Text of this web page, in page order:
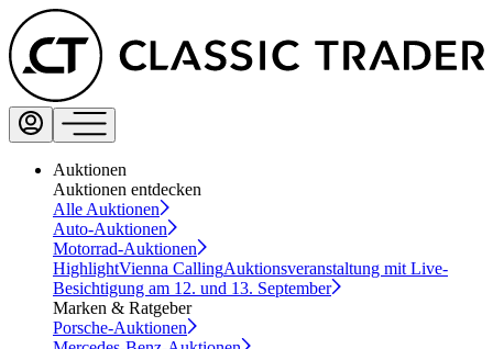
Auktionen
Auktionen entdecken
Alle Auktionen
Auto-Auktionen
Motorrad-Auktionen
HighlightVienna CallingAuktionsveranstaltung mit Live-
Besichtigung am 12. und 13. September
Marken & Ratgeber
Porsche-Auktionen